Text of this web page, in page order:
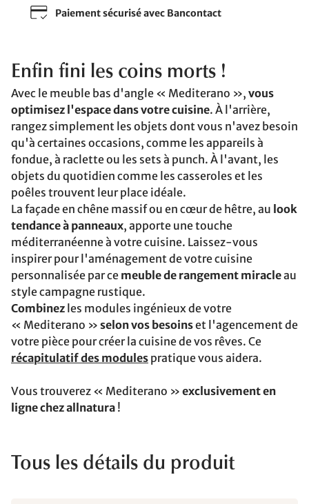
Paiement sécurisé avec Bancontact
Enfin fini les coins morts !
Avec le meuble bas d'angle « Mediterano », vous
optimisez l'espace dans votre cuisine. À l'arrière,
rangez simplement les objets dont vous n'avez besoin
qu'à certaines occasions, comme les appareils à
fondue, à raclette ou les sets à punch. À l'avant, les
objets du quotidien comme les casseroles et les
poêles trouvent leur place idéale.
La façade en chêne massif ou en cœur de hêtre, au look
tendance à panneaux, apporte une touche
méditerranéenne à votre cuisine. Laissez-vous
inspirer pour l'aménagement de votre cuisine
personnalisée par ce meuble de rangement miracleau
style campagne rustique.
Combinez les modules ingénieux de votre
« Mediterano » selon vos besoinset l'agencement de
votre pièce pour créer la cuisine de vos rêves. Ce
récapitulatif des modules pratique vous aidera.
Vous trouverez « Mediterano » exclusivement en
ligne chez allnatura !
Tous les détails du produit